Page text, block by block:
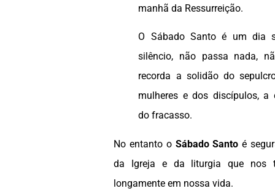
manhã da Ressurreição.
O Sábado Santo é um dia
silêncio, não passa nada,
recorda a solidão do
mulheres e dos discípulos, a
do fracasso.
No entanto o Sábado Santo é
da Igreja e da liturgia que nos
longamente em nossa vida.